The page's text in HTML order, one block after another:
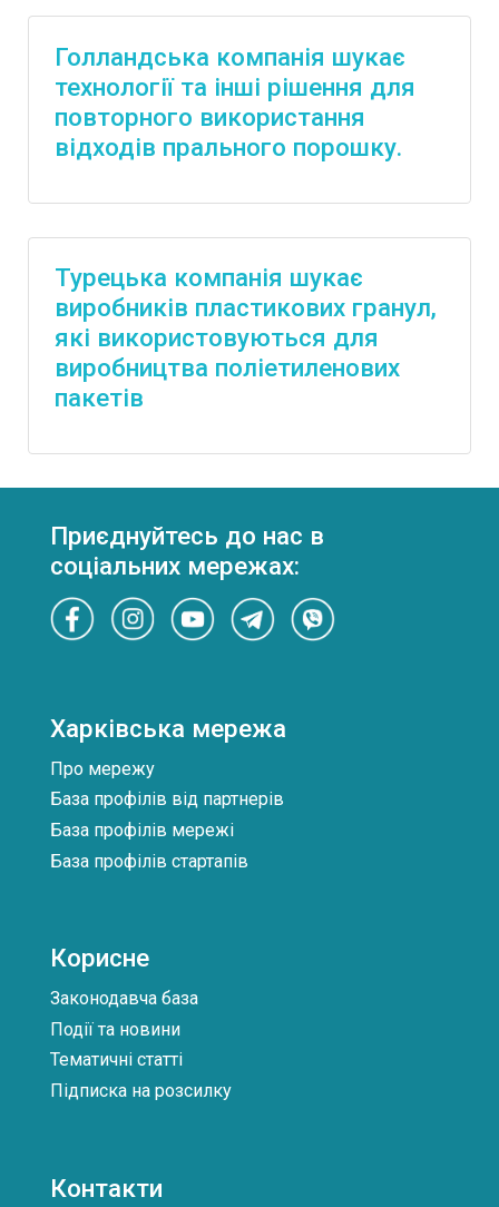
Голландська компанія шукає
технології та інші рішення для
повторного використання
відходів прального порошку.
Турецька компанія шукає
виробників пластикових гранул,
які використовуються для
виробництва поліетиленових
пакетів
Приєднуйтесь до нас в
соціальних мережах:
Харківська мережа
Про мережу
База профілів від партнерів
База профілів мережі
База профілів стартапів
Корисне
Законодавча база
Події та новини
Тематичні статті
Підписка на розсилку
Контакти